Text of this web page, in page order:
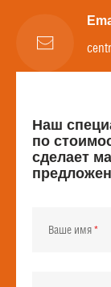
Наш
по
сделает
Ваше имя